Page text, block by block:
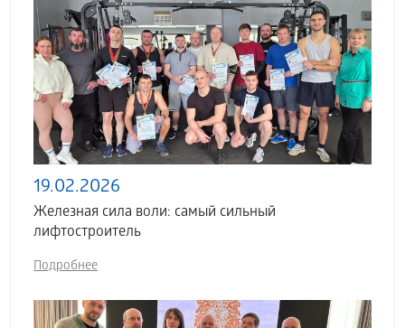
19.02.2026
Железная сила воли: самый сильный
лифтостроитель
Подробнее